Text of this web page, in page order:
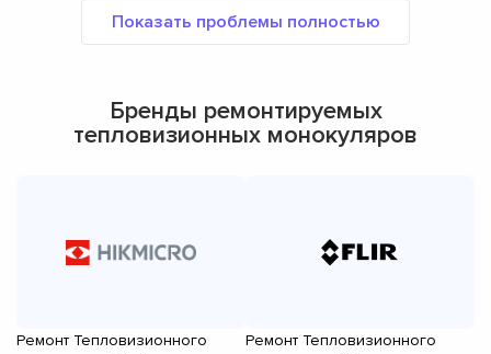
Бренды ремонтируемых
тепловизионных монокуляров
Ремонт Тепловизионного
Ремонт Тепловизионного